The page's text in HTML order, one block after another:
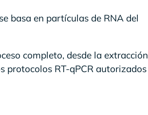
basa en partículas de RNA del
completo, desde la extracción
protocolos RT-qPCR autorizados